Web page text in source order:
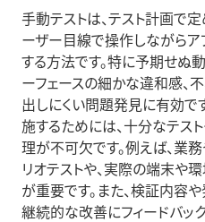
手動テストは、テスト計画で
ーザー目線で操作しながら
する方法です。特に予期せぬ
ーフェースの細かな違和感、
出しにくい問題発見に有効で
施するためには、十分なテス
理が不可欠です。例えば、業
リオテストや、実際の端末や
が重要です。また、検証内容
継続的な改善にフィードバッ